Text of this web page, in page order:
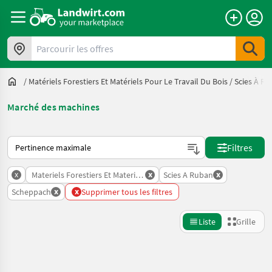
Parcourir les offres
/ Matériels Forestiers Et Matériels Pour Le Travail Du Bois /Scies À
Marché des machines
Voici comment les annonces sont triées sur Landwirt.com
Filtres
x Materiels Forestiers Et Materiels Pour Le Travail Du Bois
x Scies A Ruban x
Scheppach x x Supprimer tous les filtres
Liste Grille